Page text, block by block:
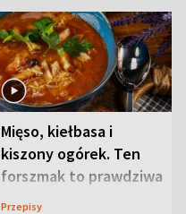
Mięso, kiełbasa i
kiszony ogórek. Ten
forszmak to prawdziwa
uczta
Przepisy